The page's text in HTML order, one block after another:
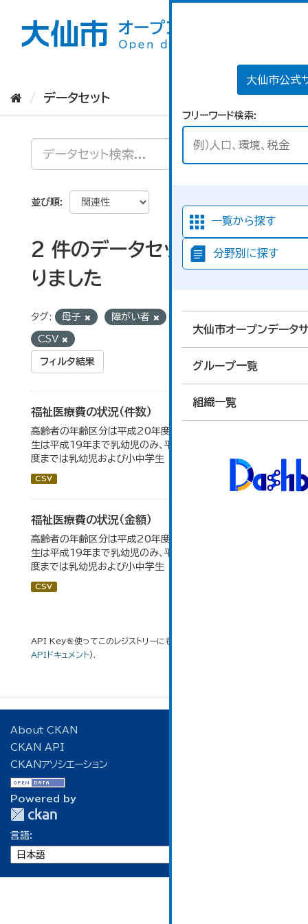
大仙市公式
フリーワード検索
一覧から探す
分野別に探す
大仙市オープンデータ
グループ一覧
組織一覧
データセット
並び順
2 件のデータセットが見つか
りました
タグ: 母子 障がい者
CSV
フィルタ結果
福祉医療費の状況（件数）
高齢者の年齢区分は平成20年度から変更 乳幼児・小中高
生は平成19年まで乳幼児のみ、平成20年度から令和元年
度までは乳幼児および小中学生
CSV
福祉医療費の状況（金額）
高齢者の年齢区分は平成20年度から変更 乳幼児・小中高
生は平成19年まで乳幼児のみ、平成20年度から令和元年
度までは乳幼児および小中学生
CSV
API Keyを使ってこのレジストリーにもアクセス可能です
APIドキュメント).
About CKAN
CKAN API
CKANアソシエーション
Powered by
言語